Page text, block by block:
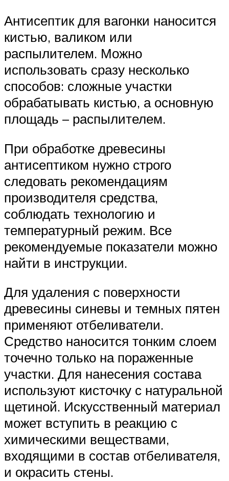
Антисептик для вагонки наносится
кистью, валиком или
распылителем. Можно
использовать сразу несколько
способов: сложные участки
обрабатывать кистью, а основную
площадь – распылителем.
При обработке древесины
антисептиком нужно строго
следовать рекомендациям
производителя средства,
соблюдать технологию и
температурный режим. Все
рекомендуемые показатели можно
найти в инструкции.
Для удаления с поверхности
древесины синевы и темных пятен
применяют отбеливатели.
Средство наносится тонким слоем
точечно только на пораженные
участки. Для нанесения состава
используют кисточку с натуральной
щетиной. Искусственный материал
может вступить в реакцию с
химическими веществами,
входящими в состав отбеливателя,
и окрасить стены.